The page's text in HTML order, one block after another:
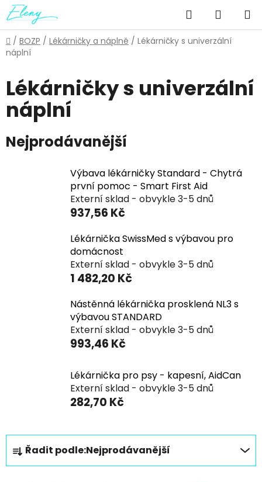
Přejít
na
obsah
Hledat
KOŠÍK
Domů
/ BOZP / Lékárničky a náplně / Lékárničky s univerzální
náplní
Lékárničky s univerzální
náplní
Nejprodávanější
Výbava lékárničky Standard - Chytrá
první pomoc - Smart First Aid
Externí sklad - obvykle 3-5 dnů
937,56 Kč
Lékárnička SwissMed s výbavou pro
domácnost
Externí sklad - obvykle 3-5 dnů
1 482,20 Kč
Nástěnná lékárnička prosklená NL3 s
výbavou STANDARD
Externí sklad - obvykle 3-5 dnů
993,46 Kč
Lékárnička pro psy - kapesní, AidCan
Externí sklad - obvykle 3-5 dnů
282,70 Kč
Ř
a
z
Řadit podle:Nejprodávanější